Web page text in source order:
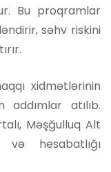
Bu proqramlar
səhv riskini
xidmətlərinin
addımlar atılıb.
Məşğulluq Alt
hesabatlığı